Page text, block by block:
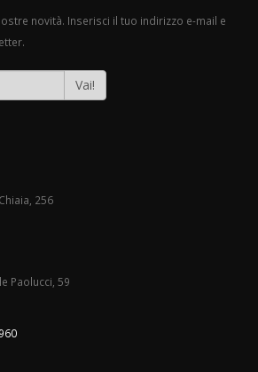
novità. Inserisci il tuo indirizzo e-mail e
Vai!
256
Paolucci, 59